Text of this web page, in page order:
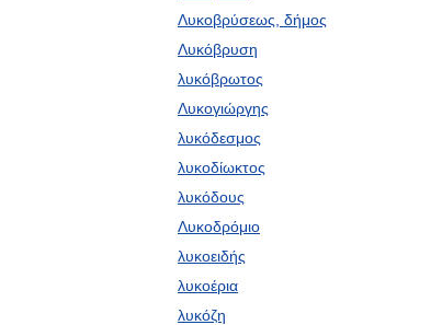
Λυκοβρύσεως, δήμος
Λυκόβρυση
λυκόβρωτος
Λυκογιώργης
λυκόδεσμος
λυκοδίωκτος
λυκόδους
Λυκοδρόμιο
λυκοειδής
λυκοέρια
λυκόζη